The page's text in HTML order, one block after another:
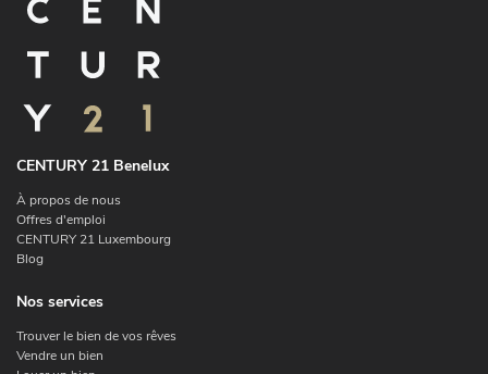
CENTURY 21 Benelux
À propos de nous
Offres d'emploi
CENTURY 21 Luxembourg
Blog
Nos services
Trouver le bien de vos rêves
Vendre un bien